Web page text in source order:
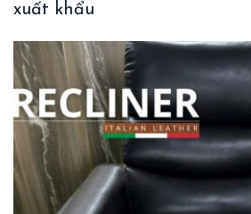
xuất khẩu